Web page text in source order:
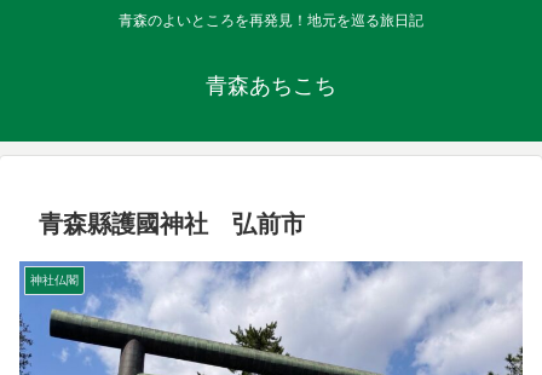
青森のよいところを再発見！地元を巡る旅日記
青森あちこち
青森縣護國神社 弘前市
神社仏閣